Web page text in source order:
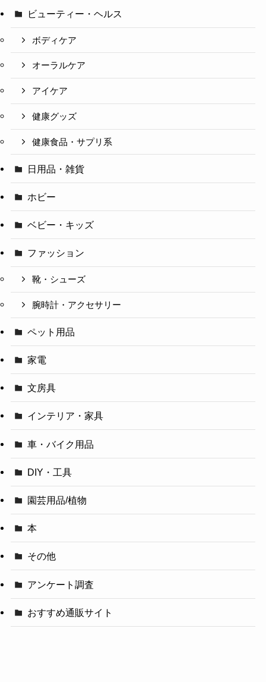
ビューティー・ヘルス
ボディケア
オーラルケア
アイケア
健康グッズ
健康食品・サプリ系
日用品・雑貨
ホビー
ベビー・キッズ
ファッション
靴・シューズ
腕時計・アクセサリー
ペット用品
家電
文房具
インテリア・家具
車・バイク用品
DIY・工具
園芸用品/植物
本
その他
アンケート調査
おすすめ通販サイト